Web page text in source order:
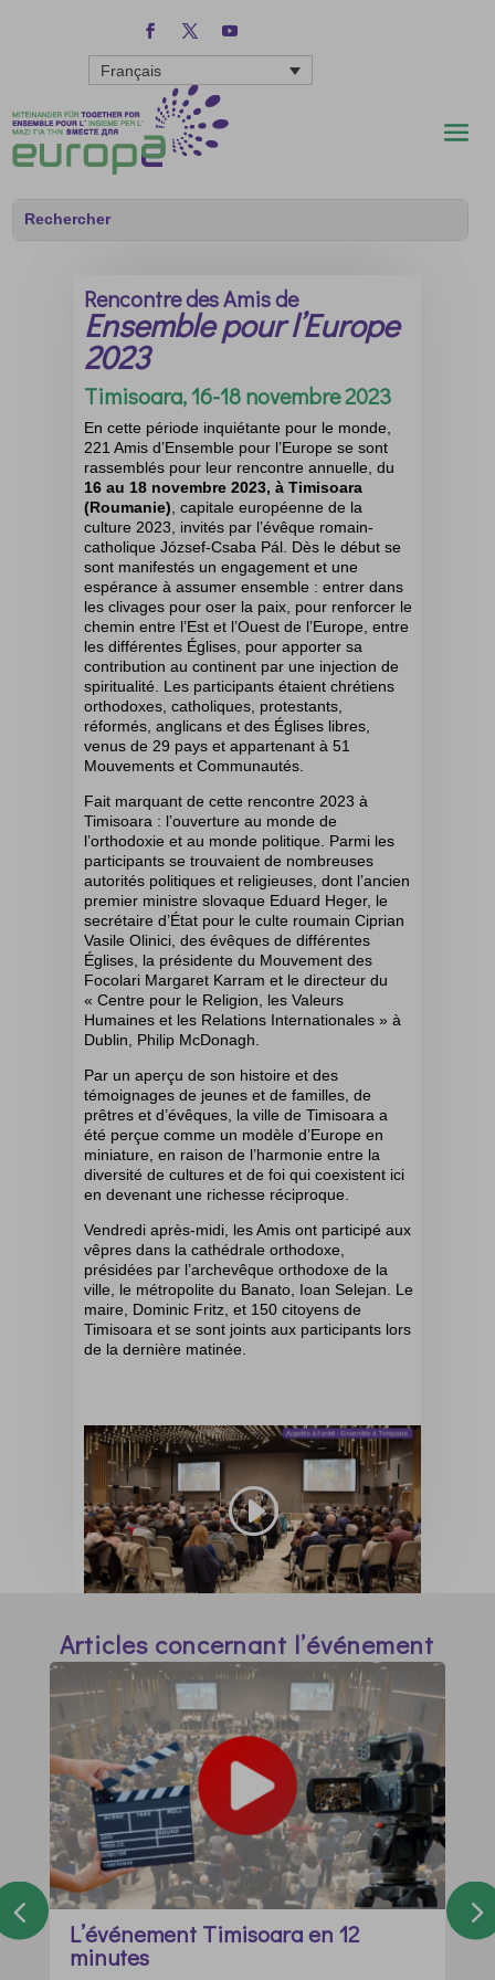
Français
Rencontre des Amis de
Ensemble pour l’Europe
2023
Timisoara, 16-18 novembre 2023
En cette période inquiétante pour le monde,
221 Amis d’Ensemble pour l’Europe se sont
rassemblés pour leur rencontre annuelle,du
16 au 18 novembre 2023, à Timisoara
(Roumanie) , capitale européenne de la
culture 2023, invités par l’évêque romain-
catholiqueJózsef-Csaba Pál . Dès le début se
sont manifestés un engagement et une
espérance à assumer ensemble : entrer dans
les clivages pour oser la paix, pour renforcer le
chemin entre l’Est et l’Ouest de l’Europe, entre
les différentes Églises, pour apporter sa
contribution au continent par une injection de
spiritualité. Les participants étaient chrétiens
orthodoxes, catholiques, protestants,
réformés, anglicans et des Églises libres,
venus de 29 pays et appartenant à 51
Mouvements et Communautés.
Fait marquant de cette rencontre 2023 à
Timisoara : l’ouverture au monde de
l’orthodoxie et au monde politique. Parmi les
participants se trouvaient de nombreuses
autorités politiques et religieuses, dont l’ancien
premier ministre slovaque Eduard Heger, le
secrétaire d’État pour le culte roumain Ciprian
Vasile Olinici, des évêques de différentes
Églises, la présidente du Mouvement des
Focolari Margaret Karram et le directeur du
« Centre pour le Religion, les Valeurs
Humaines et les Relations Internationales » à
Dublin, Philip McDonagh.
Par un aperçu de son histoire et des
témoignages de jeunes et de familles, de
prêtres et d’évêques, la ville de Timisoara a
été perçue comme un modèle d’Europe en
miniature, en raison de l’harmonie entre la
diversité de cultures et de foi qui coexistent ici
en devenant une richesse réciproque.
Vendredi après-midi, les Amis ont participé aux
vêpres dans la cathédrale orthodoxe,
présidées par l’archevêque orthodoxe de la
ville, le métropolite du Banato, Ioan Selejan. Le
maire, Dominic Fritz, et 150 citoyens de
Timisoara et se sont joints aux participants lors
de la dernière matinée.
Articles concernant l’événement
L’événement Timisoara en 12
minutes